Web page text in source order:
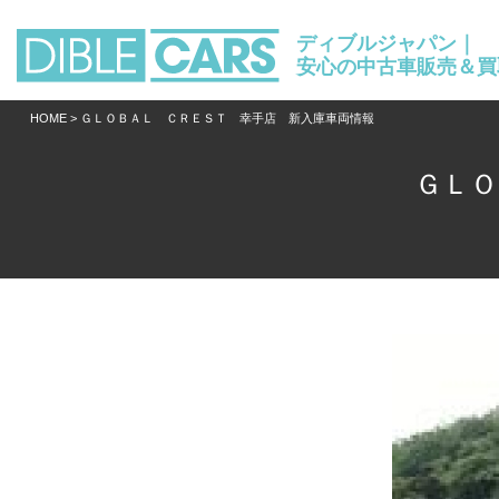
ディブルジャパン｜
安心の中古車販売＆
HOME > ＧＬＯＢＡＬ ＣＲＥＳＴ 幸手店 新入庫車両情報
ＧＬ